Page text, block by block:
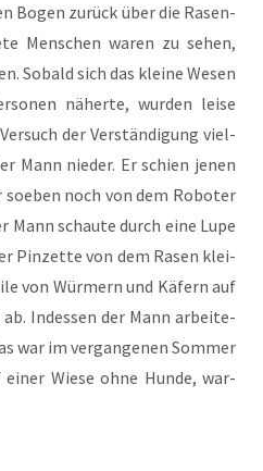
Bogen zurück über die Rasen­
Men­schen waren zu sehen,
Sobald sich das klei­ne Wesen
näher­te, wur­den lei­se
der Ver­stän­di­gung viel­
Mann nie­der. Er schien jenen
soeben noch von dem Robo­ter
Mann schau­te durch eine Lupe
Pin­zet­te von dem Rasen klei­
von Wür­mern und Käfern auf
Indes­sen der Mann arbei­te­
war im ver­gan­ge­nen Som­mer
Wie­se ohne Hun­de, war­